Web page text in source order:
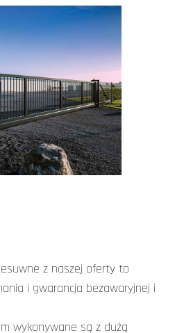
z naszej oferty to
i gwarancja bezawaryjnej i
wykonywane są z dużą